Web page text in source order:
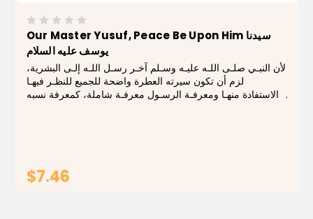
Our Master Yusuf, Peace Be Upon Him سيدنا
يوسف علیه السلام
لأن النبـي صلـى اللـه عليـه وسـلم آخـر رسـل اللـه إلـى البشرية،
لزم أن تكون سيرته العطرة واضحة للجميع للنظـر فيهـا
والاستفادة منهـا ومعرفـة الرسـول معرفـة شاملة، كمعرفة نسبه
$7.46